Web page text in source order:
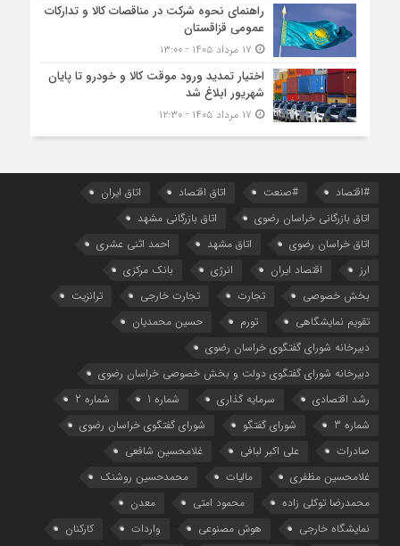
راهنمای نحوه شرکت در مناقصات کالا و تدارکات
عمومی قزاقستان
اختیار تمدید ورود موقت کالا و خودرو تا پایان
شهریور ابلاغ شد
#اقتصاد #صنعت اتاق اقتصاد
اتاق ایران
اتاق بازرگانی خراسان رضوی
اتاق بازرگانی مشهد
اتاق خراسان رضوی
اتاق مشهد
احمد اثنی عشری
ارز
اقتصاد ایران انرژی
بانک مرکزی
بخش خصوصی
تجارت تجارت خارجی
ترانزیت
تقویم نمایشگاهی
تورم
حسین محمدیان
دبیرخانه شورای گفتگوی خراسان رضوی
دبیرخانه شورای گفتگوی دولت و بخش خصوصی خراسان رضوی
رشد اقتصادی
سرمایه گذاری شماره 1
شماره 2
شماره 3
شورای گفتگو
شورای گفتگوی خراسان رضوی
صادرات
علی اکبر لبافی
غلامحسین شافعی
غلامحسین مظفری
مالیات
محمدحسین روشنک
محمدرضا توکلی زاده
محمود امتی
معدن
نمایشگاه خارجی
هوش مصنوعی واردات
کارکنان